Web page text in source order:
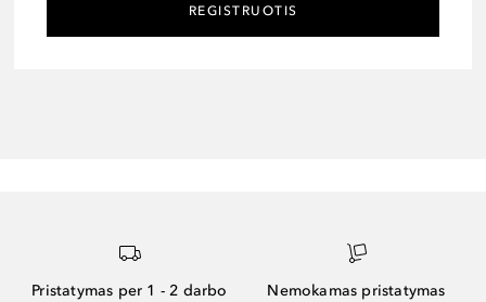
REGISTRUOTIS
Pristatymas per 1 - 2 darbo Nemokamas pristatymas